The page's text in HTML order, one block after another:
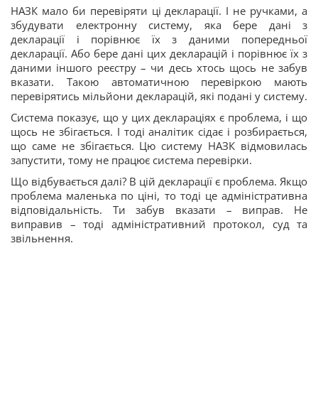
НАЗК мало би перевіряти ці декларації. І не ручками, а
збудувати електронну систему, яка бере дані з
декларації і порівнює їх з даними попередньої
декларації. Або бере дані цих декларацій і порівнює їх з
даними іншого реєстру – чи десь хтось щось не забув
вказати. Такою автоматичною перевіркою мають
перевірятись мільйони декларацій, які подані у систему.
Система показує, що у цих деклараціях є проблема, і що
щось не збігається. І тоді аналітик сідає і розбирається,
що саме не збігається. Цю систему НАЗК відмовилась
запустити, тому не працює система перевірки.
Що відбувається далі? В цій декларації є проблема. Якщо
проблема маленька по ціні, то тоді це адміністративна
відповідальність. Ти забув вказати – виправ. Не
виправив – тоді адміністративний протокол, суд та
звільнення.